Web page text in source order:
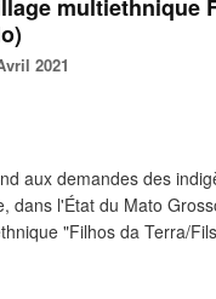
multiethnique
2021
aux demandes des
dans l'État du Mato
"Filhos da Terra/